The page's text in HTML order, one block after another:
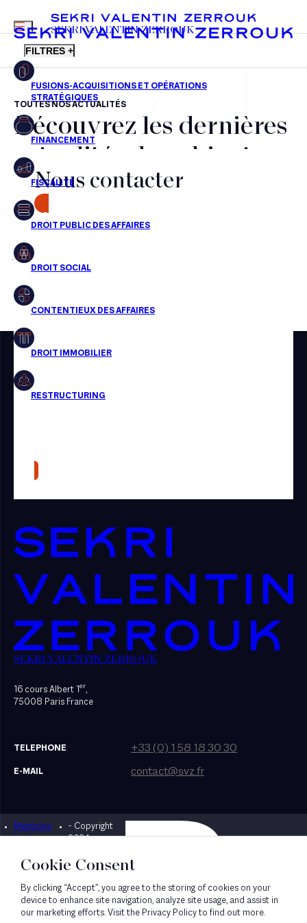
FR EN
MENU
SEKRI VALENTIN ZERROUK
FILTRES +
Fusions-acquisitions et opérations stratégiques
Financement
Fiscalité
Droit public des affaires
Droit social
Droit immobilier
Restructuring
Presse
TOUTES NOS ACTUALITÉS
Découvrez les dernières
actualités du cabinet,
nos récompenses et nos
transactions, jour après
jour
Aucun résultats pour cette recherche
Nous contacter
SEKRI VALENTIN ZERROUK
16 cours Albert 1er,
75008 Paris France
TELEPHONE +33 (0) 1 58 18 30 30
E-MAIL contact@svz.fr
Mentions
légales
- Copyright
2024
Designed by Bonhomme
Cookie Consent
By clicking “Accept”, you agree to the storing of cookies on your
device to enhance site navigation, analyze site usage, and assist in
our marketing efforts. Visit the Privacy Policy to find out more.